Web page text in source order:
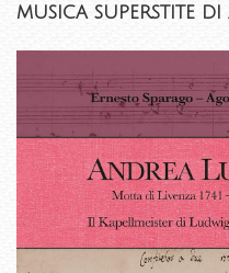
musica superstite di